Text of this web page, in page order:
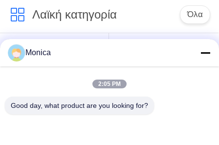
Λαϊκή κατηγορία Όλα
Θερμική αντίσταση
ακρίβειας NTC
αντίσταση NTC
θερμοκρασίας NTC
Monica
2:05 PM
Good day, what product are you looking for?